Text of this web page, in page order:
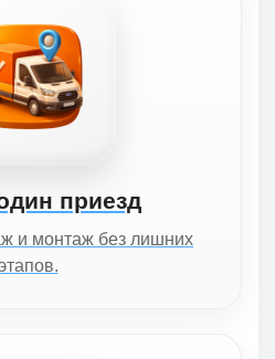
приезд
и монтаж без лишних